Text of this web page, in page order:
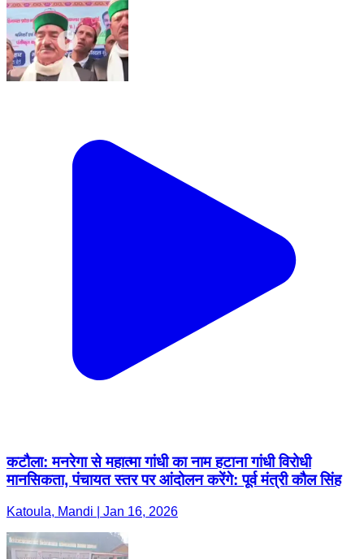
कटौला: मनरेगा से महात्मा गांधी का नाम हटाना गांधी विरोधी
मानसिकता, पंचायत स्तर पर आंदोलन करेंगे: पूर्व मंत्री कौल सिंह
Katoula, Mandi | Jan 16, 2026